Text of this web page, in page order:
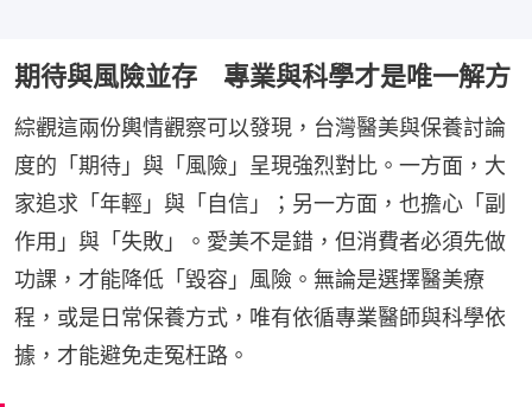
期待與風險並存 專業與科學才是唯一解方
綜觀這兩份輿情觀察可以發現，台灣醫美與保養討論
度的「期待」與「風險」呈現強烈對比。一方面，大
家追求「年輕」與「自信」；另一方面，也擔心「副
作用」與「失敗」。愛美不是錯，但消費者必須先做
功課，才能降低「毀容」風險。無論是選擇醫美療
程，或是日常保養方式，唯有依循專業醫師與科學依
據，才能避免走冤枉路。